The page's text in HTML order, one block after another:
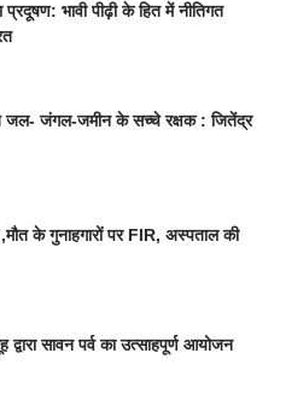
भावी पीढ़ी के हित में नीतिगत
जल- जंगल-जमीन के सच्चे रक्षक : जितेंद्र
के गुनाहगारों पर FIR, अस्पताल की
सावन पर्व का उत्साहपूर्ण आयोजन